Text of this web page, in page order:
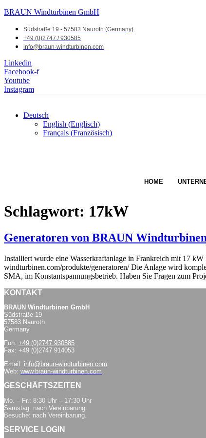
BRAUN Windturbinen GmbH
Südstraße 19 - 57583 Nauroth (Germany)
+49 (0)2747 / 930585
info@braun-windturbinen.com
Linkedin
Facebook-f
Youtube
Instagram
Deutsch
English (Englisch)
Français (Französisch)
HOME
Schlagwort: 17kW
Generatoren von BRAUN
Installiert wurde eine Wasserkraftanlage in Frankreich mit 17
windturbinen.com/produkte/generatoren/ Die Anlage wird
SMA, im Konstantspannungsbetrieb. Haben Sie Fragen zum
KONTAKT
BRAUN Windturbinen GmbH
Südstraße 19
57583 Nauroth
Germany
Fon: +49 (0)2747 930585
Fax: +49 (0)2747 914053
Email: info@braun-windturbinen.com
Web: www.braun-windturbinen.com
GESCHÄFTSZEITEN
Mo. – Fr.: 8:30 Uhr – 17:30 Uhr
Samstag: nach Vereinbarung.
Besuche: nach Vereinbarung.
SERVICE LOGIN